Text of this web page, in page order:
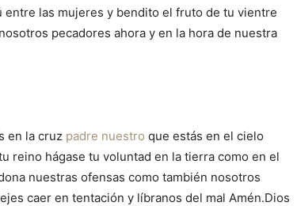
las mujeres y bendito el fruto de tu vientre
pecadores ahora y en la hora de nuestra
en la cruz padre nuestro que estás en el cielo
reino hágase tu voluntad en la tierra como en el
nuestras ofensas como también nosotros
caer en tentación y líbranos del mal Amén.Dios